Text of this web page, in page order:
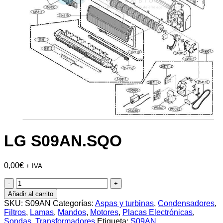
LG S09AN.SQO
0,00€ + IVA
LG
S09AN.SQO
cantidad
Añadir al carrito
SKU: S09AN Categorías: Aspas y turbinas, Condensadores,
Filtros, Lamas, Mandos, Motores, Placas Electrónicas,
Sondas Transformadores Etiqueta: S09AN